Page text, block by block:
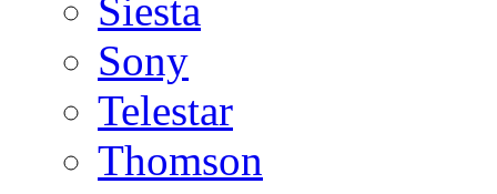
Siesta
Sony
Telestar
Thomson